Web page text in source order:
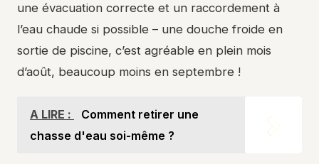
une évacuation correcte et un raccordement à
l’eau chaude si possible – une douche froide en
sortie de piscine, c’est agréable en plein mois
d’août, beaucoup moins en septembre !
A LIRE :
Comment retirer une
chasse d'eau soi-même ?